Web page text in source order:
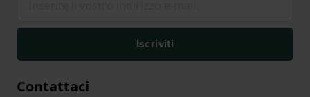
Iscriviti
Contattaci